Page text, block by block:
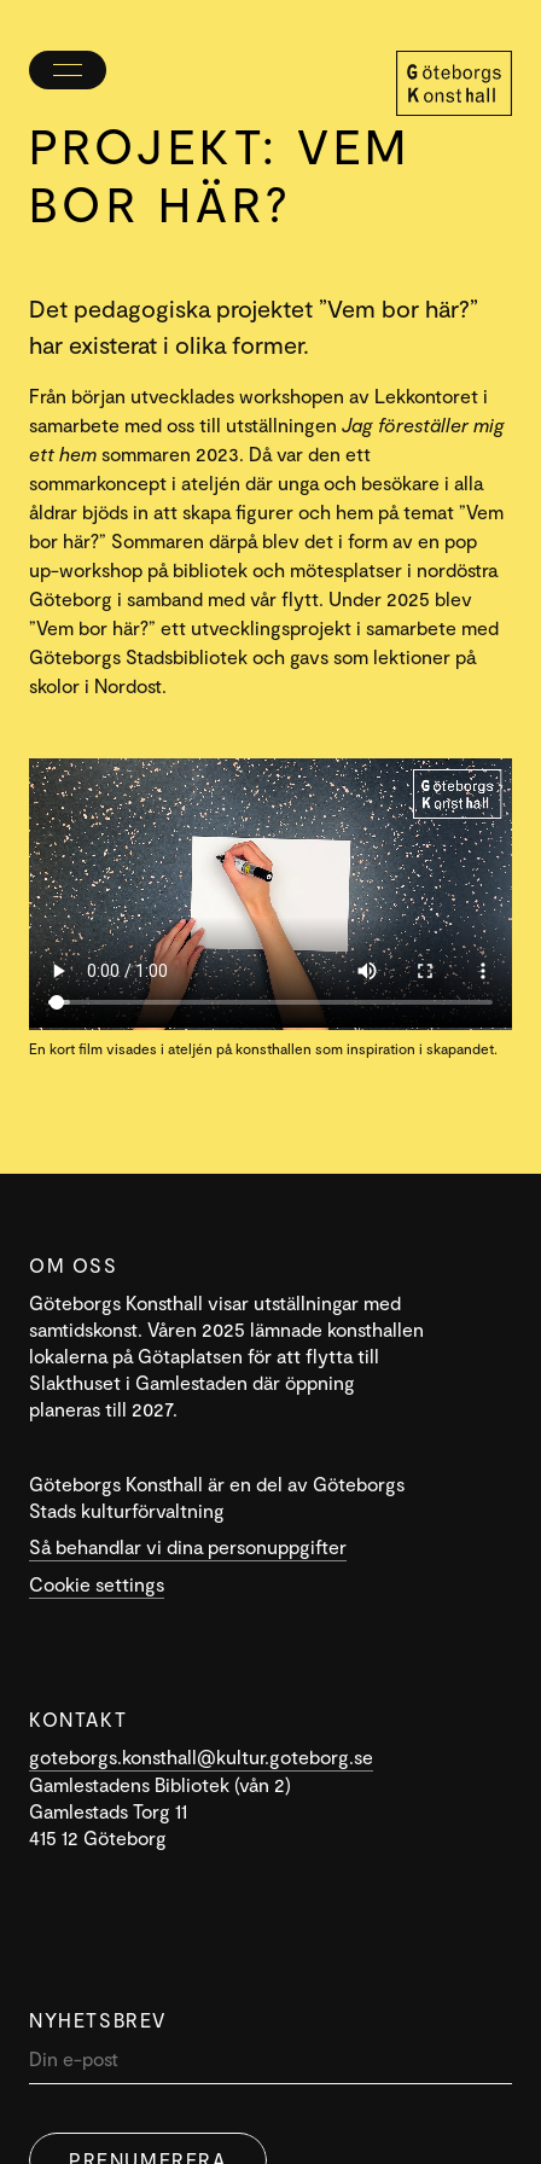
Öppna/stäng
Göteborgs
PROJEKT: VEM
BOR HÄR?
Det pedagogiska projektet ”Vem bor här?”
har existerat i olika former.
Från början utvecklades workshopen av Lekkontoret i
samarbete med oss till utställningen Jag föreställer mig
ett hem sommaren 2023. Då var den ett
sommarkoncept i ateljén där unga och besökare i alla
åldrar bjöds in att skapa figurer och hem på temat ”Vem
bor här?” Sommaren därpå blev det i form av en pop
up-workshop på bibliotek och mötesplatser i nordöstra
Göteborg i samband med vår flytt. Under 2025 blev
”Vem bor här?” ett utvecklingsprojekt i samarbete med
Göteborgs Stadsbibliotek och gavs som lektioner på
skolor i Nordost.
En kort film visades i ateljén på konsthallen som inspiration i skapandet.
OM OSS
Göteborgs Konsthall visar utställningar med
samtidskonst. Våren 2025 lämnade konsthallen
lokalerna på Götaplatsen för att flytta till
Slakthuset i Gamlestaden där öppning
planeras till 2027.
Göteborgs Konsthall är en del av Göteborgs
Stads kulturförvaltning
Så behandlar vi dina personuppgifter
Cookie settings
KONTAKT
goteborgs.konsthall@kultur.goteborg.se
Gamlestadens Bibliotek (vån 2)
Gamlestads Torg 11
415 12 Göteborg
NYHETSBREV